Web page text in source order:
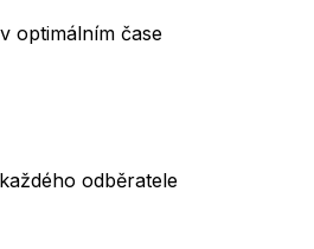
optimálním čase
odběratele